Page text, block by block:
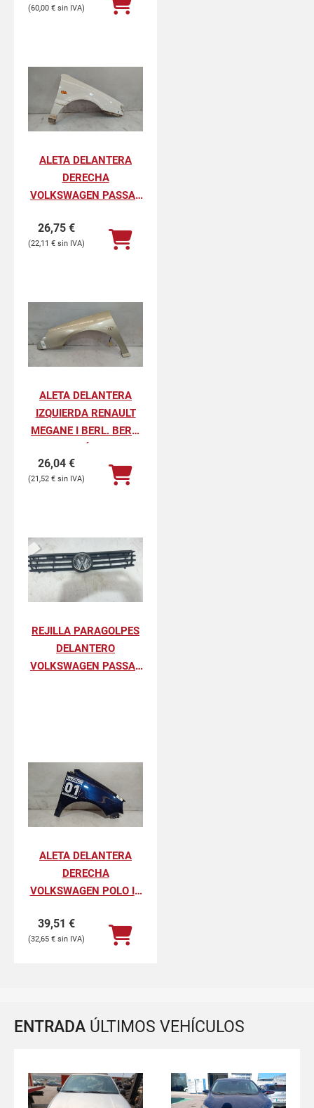
60,00 €
ALETA DELANTERA
DERECHA
VOLKSWAGEN PASSAT
26,75 €
22,11 €
ALETA DELANTERA
IZQUIERDA RENAULT
MEGANE I BERL. BERL.
26,04 €
21,52 €
REJILLA PARAGOLPES
DELANTERO
VOLKSWAGEN PASSAT
ALETA DELANTERA
DERECHA
VOLKSWAGEN POLO IV
39,51 €
32,65 €
ENTRADA ÚLTIMOS VEHÍCULOS